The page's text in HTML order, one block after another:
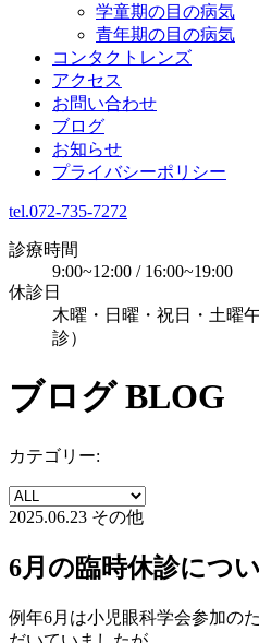
学童期の目の病気
青年期の目の病気
コンタクトレンズ
アクセス
お問い合わせ
ブログ
お知らせ
プライバシーポリシー
tel.072-735-7272
診療時間
9:00~12:00 / 16:00~19:00
休診日
木曜・日曜・祝日・土曜
診）
ブログ BLOG
カテゴリー:
2025.06.23 その他
6月の臨時休診につ
例年6月は小児眼科学会参加の